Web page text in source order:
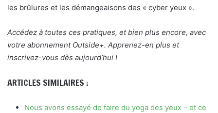
les brûlures et les démangeaisons des « cyber yeux ».
Accédez à toutes ces pratiques, et bien plus encore, avec
votre abonnement Outside+. Apprenez-en plus et
inscrivez-vous dès aujourd’hui !
ARTICLES SIMILAIRES :
Nous avons essayé de faire du yoga des yeux – et ce